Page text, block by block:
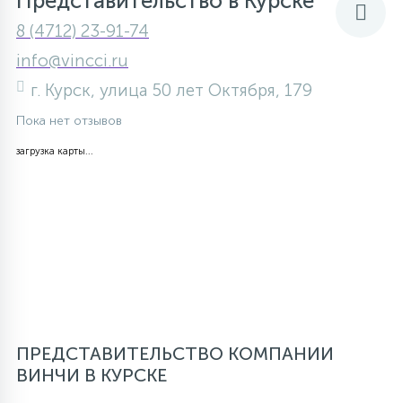
8 (4712) 23-91-74
info@vincci.ru
г. Курск, улица 50 лет Октября, 179
Пока нет отзывов
загрузка карты...
ПРЕДСТАВИТЕЛЬСТВО КОМПАНИИ
ВИНЧИ В КУРСКЕ